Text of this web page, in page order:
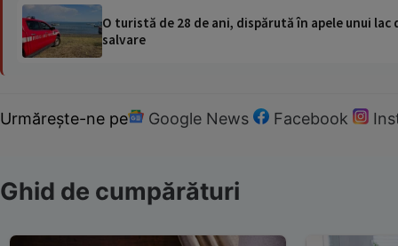
O turistă de 28 de ani, dispărută în apele unui
salvare
Urmărește-ne pe Google News Facebook
Ghid de cumpărături